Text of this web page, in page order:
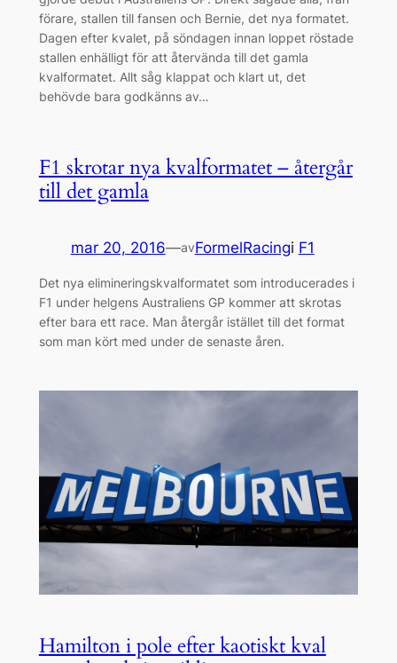
förare, stallen till fansen och Bernie, det nya formatet.
Dagen efter kvalet, på söndagen innan loppet röstade
stallen enhälligt för att återvända till det gamla
kvalformatet. Allt såg klappat och klart ut, det
behövde bara godkänns av…
F1 skrotar nya kvalformatet – återgår
till det gamla
mar 20, 2016—avFormelRacingi F1
Det nya elimineringskvalformatet som introducerades i
F1 under helgens Australiens GP kommer att skrotas
efter bara ett race. Man återgår istället till det format
som man kört med under de senaste åren.
Hamilton i pole efter kaotiskt kval